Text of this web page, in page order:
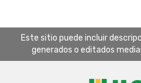
Este sitio puede incluir
generados o editados